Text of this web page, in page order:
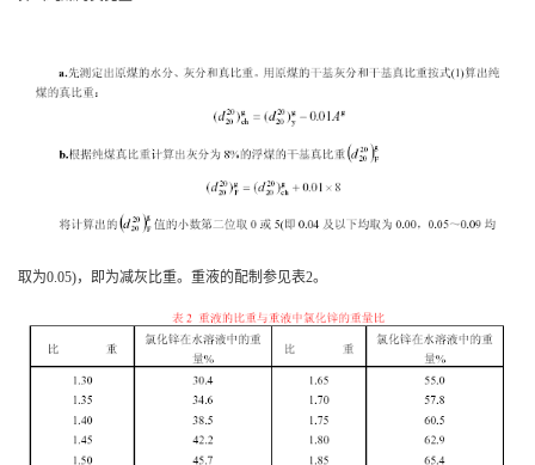
取为0.05)，即为减灰比重。重液的配制参见表2。